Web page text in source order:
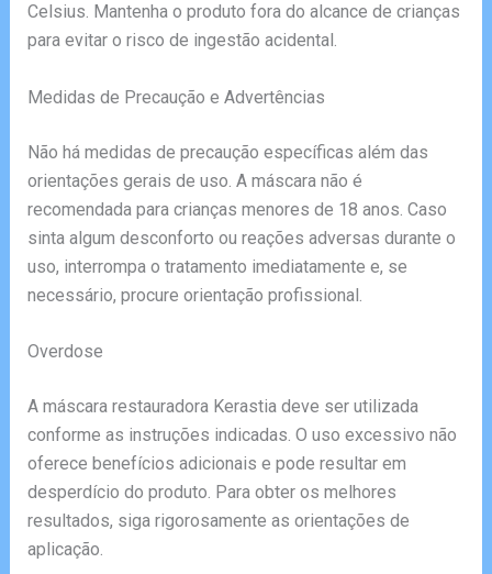
Celsius. Mantenha o produto fora do alcance de crianças
para evitar o risco de ingestão acidental.
Medidas de Precaução e Advertências
Não há medidas de precaução específicas além das
orientações gerais de uso. A máscara não é
recomendada para crianças menores de 18 anos. Caso
sinta algum desconforto ou reações adversas durante o
uso, interrompa o tratamento imediatamente e, se
necessário, procure orientação profissional.
Overdose
A máscara restauradora Kerastia deve ser utilizada
conforme as instruções indicadas. O uso excessivo não
oferece benefícios adicionais e pode resultar em
desperdício do produto. Para obter os melhores
resultados, siga rigorosamente as orientações de
aplicação.